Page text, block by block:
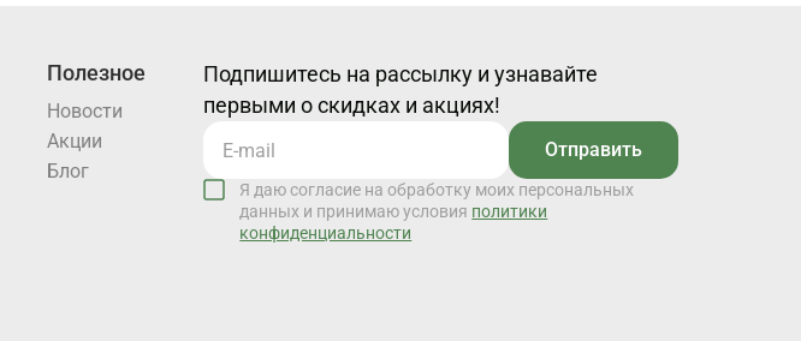
Полезное
Новости
Акции
Блог
Подпишитесь на рассылку и узнавайте
первыми о скидках и акциях!
Отправить
Я даю согласие на обработку моих персональных
данных и принимаю условия политики
конфиденциальности